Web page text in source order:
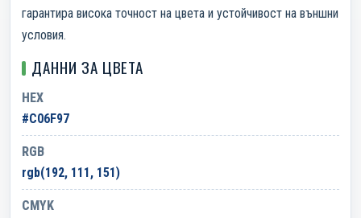
гарантира висока точност на цвета и устойчивост на външни
условия.
ДАННИ ЗА ЦВЕТА
HEX
#C06F97
RGB
rgb(192, 111, 151)
CMYK